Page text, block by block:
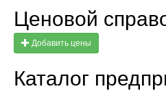
Ценовой
Добавить цены
Каталог